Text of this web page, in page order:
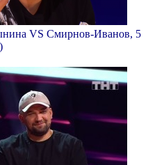
VS Смирнов-Иванов, 5